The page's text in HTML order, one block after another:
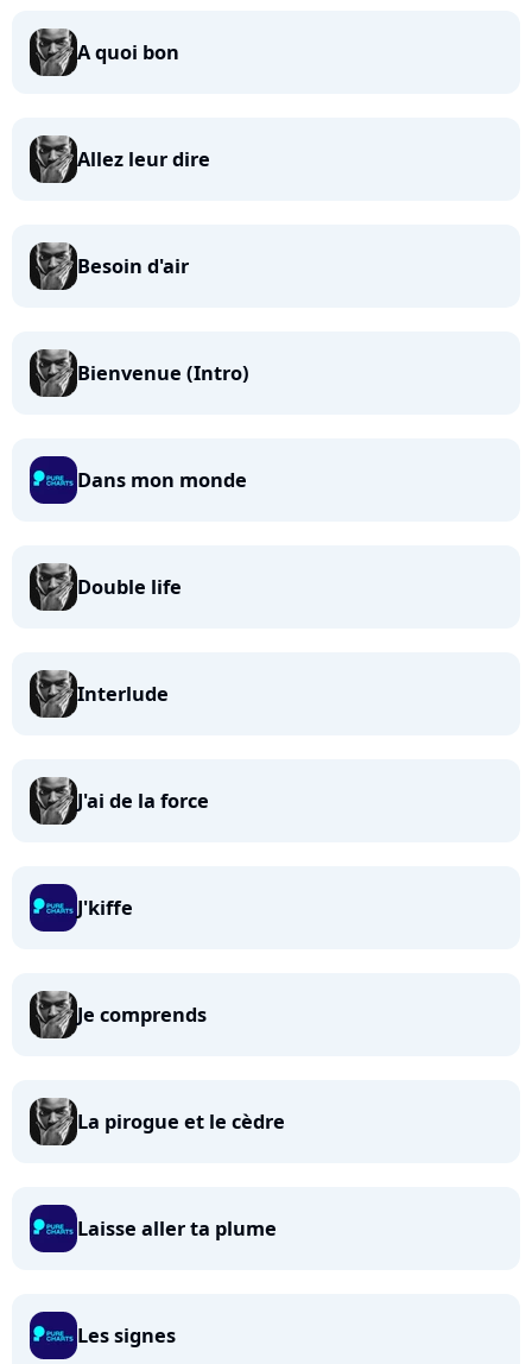
A quoi bon
Allez leur dire
Besoin d'air
Bienvenue (Intro)
Dans mon monde
Double life
Interlude
J'ai de la force
J'kiffe
Je comprends
La pirogue et le cèdre
Laisse aller ta plume
Les signes